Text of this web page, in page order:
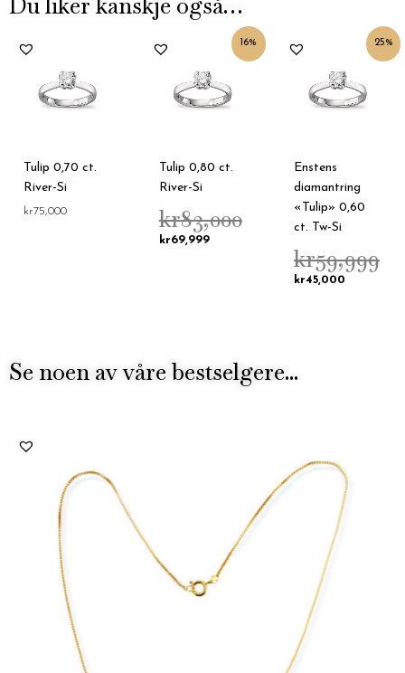
Tulip 0,70 ct.
River-Si
kr75,000
16%
Tulip 0,80 ct.
River-Si
kr83,000
Opprinnelig
kr69,999
Nåværende
kr69,999.
25%
Enstens
diamantring
«Tulip» 0,60
ct. Tw-Si
kr59,999
pris
kr59,999.
kr45,000
Nåværende
kr45,000.
Se noen av våre bestselgere...